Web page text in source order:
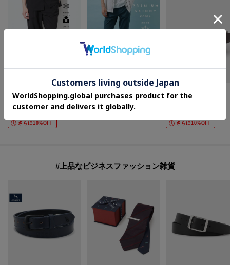
LITE TEX イージーパンツ 接触冷感/吸水速乾/UVカット/アンチピリング/イージーケア/洗濯機OK/セットアップ可
3,960
さらに10%OFF
THE SHOP TK(Men)
プレミアムスキニーパンツ COOL 360°ストレッチ／接触冷感／全4サイズ・4色展開
¥3,000
モンタナドレスベルト
さらに10%OFF
#上品なビジネスファッション雑貨